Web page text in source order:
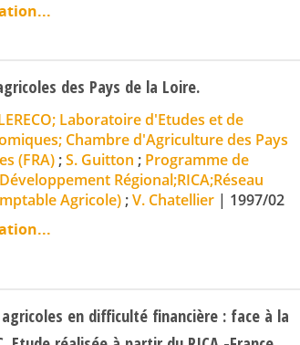
des Pays de la Loire.
Laboratoire d'Etudes et de
Chambre d'Agriculture des Pays
(FRA);S. Guitton ; Programme de
Régional;RICA;Réseau
Agricole);V. Chatellier | 1997/02
en difficulté financière : face à la